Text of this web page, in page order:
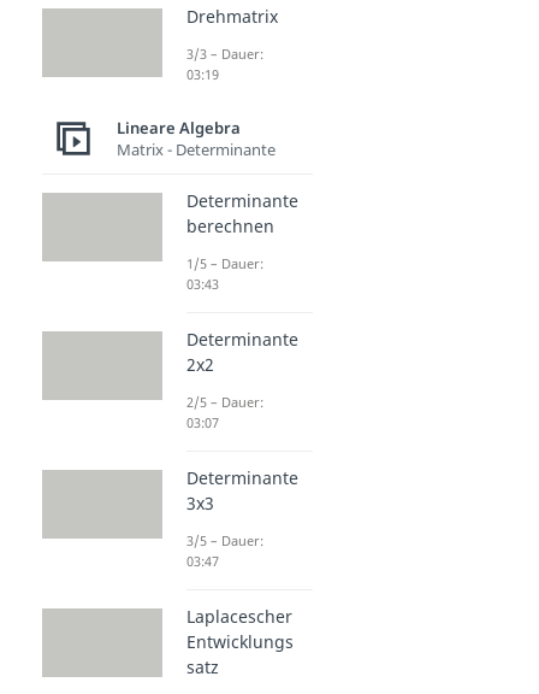
Drehmatrix
3/3 – Dauer:
03:19
Lineare Algebra
Matrix - Determinante
Determinante
berechnen
1/5 – Dauer:
03:43
Determinante
2x2
2/5 – Dauer:
03:07
Determinante
3x3
3/5 – Dauer:
03:47
Laplacescher
Entwicklungs
satz